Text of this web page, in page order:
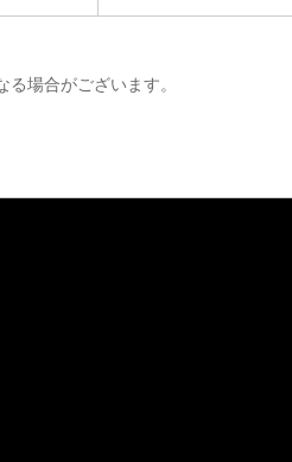
場合がございます。